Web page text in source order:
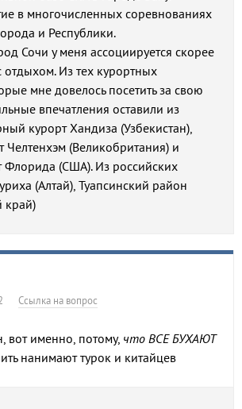
в многочисленных соревнованиях
и Республики.
Сочи у меня ассоциируется скорее
отдыхом. Из тех курортных
мне довелось посетить за свою
впечатления оставили из
курорт Хандиза (Узбекистан),
Челтенхэм (Великобритания) и
Флорида (США). Из российских
(Алтай), Туапсинский район
край)
Ссылка на вопрос
вот именно, потому, что ВСЕ БУХАЮТ
нанимают турок и китайцев